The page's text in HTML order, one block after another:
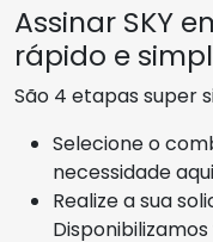
Assinar SKY
rápido e
São 4 etapas super
Selecione o
necessidade
Realize a sua